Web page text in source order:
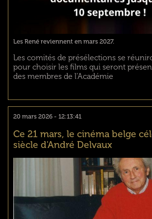
Les René reviennent en mars 2027.
Les comités de présélections se
pour choisir les films qui seront
des membres de l'Académie
20 mars 2026 - 12:13:41
Ce 21 mars, le cinéma belge
siècle d'André Delvaux